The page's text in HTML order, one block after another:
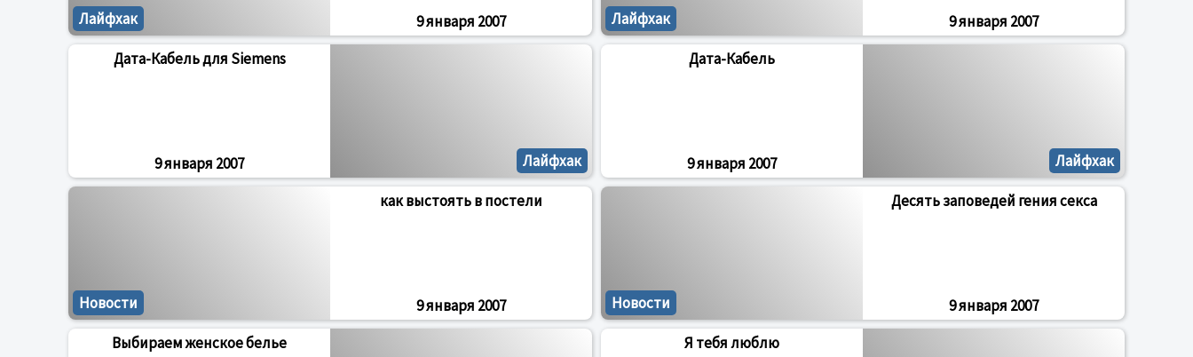
Лайфхак 9 января 2007 Лайфхак 9 января 2007
Лайфхак
Дата-Кабель для Siemens
9 января 2007 Лайфхак
Дата-Кабель
9 января 2007
Новости
как выстоять в постели
9 января 2007 Новости
Десять заповедей гения секса
9 января 2007
Выбираем женское белье Я тебя люблю